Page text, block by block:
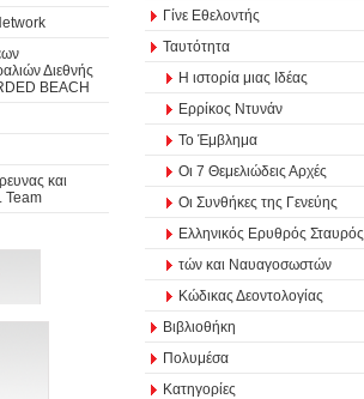
Διεθνής
BEACH
και
Team
Γίνε Εθελοντής
Ταυτότητα
Η ιστορία μιας Ιδέας
Ερρίκος Ντυνάν
Το Έμβλημα
Οι 7 Θεμελιώδεις Αρχές
Οι Συνθήκες της Γενεύης
Ελληνικός Ερυθρός Σταυρός
τών και Ναυαγοσωστών
Κώδικας Δεοντολογίας
Βιβλιοθήκη
Πολυμέσα
Κατηγορίες